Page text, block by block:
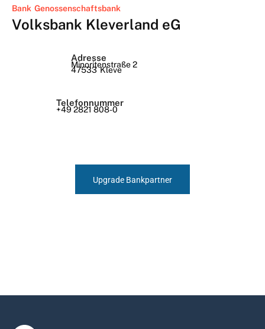
Bank Genossenschaftsbank
Volksbank Kleverland eG
Adresse
Minoritenstraße 2
47533 Kleve
Telefonnummer
+49 2821 808-0
Upgrade Bankpartner